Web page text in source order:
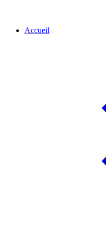
Accueil